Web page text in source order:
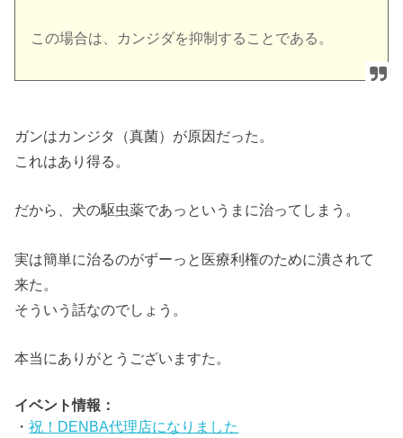
この場合は、カンジダを抑制することである。
ガンはカンジタ（真菌）が原因だった。
これはあり得る。
だから、犬の駆虫薬であっというまに治ってしまう。
実は簡単に治るのがずーっと医療利権のために潰されて
来た。
そういう話なのでしょう。
本当にありがとうございますた。
イベント情報：
・祝！DENBA代理店になりました